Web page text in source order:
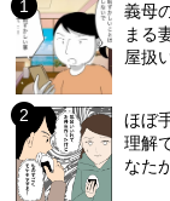
義母
まる
屋扱
ほぼ
理解
なた